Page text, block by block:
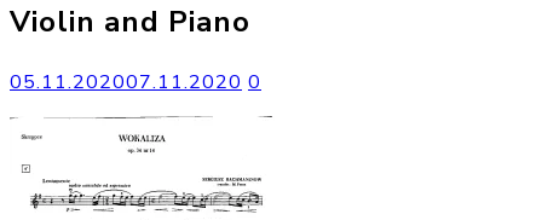
Violin and Piano
05.11.202007.11.2020 0